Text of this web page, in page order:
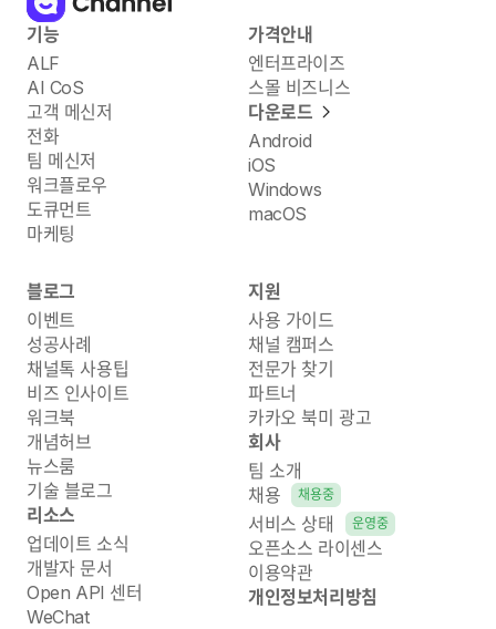
기능
ALF
AI CoS
고객 메신저
전화
팀 메신저
워크플로우
도큐먼트
마케팅
가격안내
엔터프라이즈
스몰 비즈니스
다운로드
Android
iOS
Windows
macOS
블로그
이벤트
성공사례
채널톡 사용팁
비즈 인사이트
워크북
개념허브
뉴스룸
기술 블로그
리소스
업데이트 소식
개발자 문서
Open API 센터
WeChat
지원
사용 가이드
채널 캠퍼스
전문가 찾기
파트너
카카오 북미 광고
회사
팀 소개
채용
채용중
서비스 상태 운영중
오픈소스 라이센스
이용약관
개인정보처리방침